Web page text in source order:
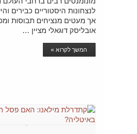
לנצחונות היסטוריים כבירים
אך מעטים מנציחים תבוסות
אובליסק דוגאלי מציין …
המשך לקרוא »